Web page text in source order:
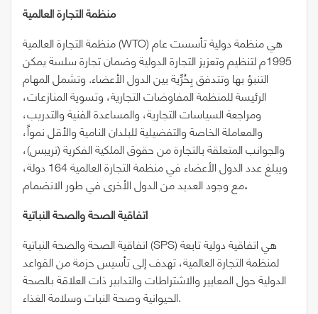
منظمة التجارة العالمية
منظمة التجارة العالمية (WTO) هي منظمة دولية تأسست عام
1995م لتنظيم وتعزيز التجارة الدولية وضمان تجارة سلسة يمكن
التنبؤ بها وتتدفق بِحُرِّية بين الدول الأعضاء. وتشمل المهام
الرئيسة للمنظمة المفاوضات التجارية، وتسوية المنازعات،
ومراجعة السياسات التجارية، والمساعدة الفنية والتدريب،
والمعاملة الخاصة والتفضيلية للبلدان النامية والأقل نمواً،
والجوانب المتعلقة بالتجارة من حقوق الملكية الفكرية (تريبس)،
ويبلغ عدد الدول الأعضاء في منظمة التجارة العالمية 164 دولة،
مع وجود العديد من الدول الأخرى في طور الانضمام.
اتفاقية الصحة والصحة النباتية
اتفاقية الصحة والصحة النباتية (SPS) هي اتفاقية دولية تابعة
لمنظمة التجارة العالمية، تهدف إلى تأسيس حزمة من القواعد
الدولية حول المعايير والاشتراطات والتدابير ذات العلاقة بالصحة
الحيوانية وصحة النبات وسلامة الغذاء.